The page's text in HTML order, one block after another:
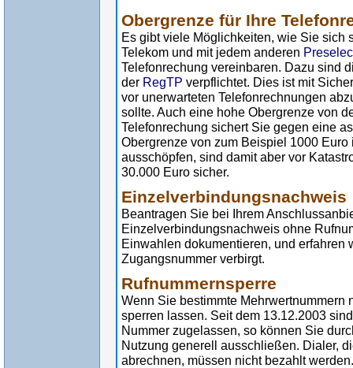
Obergrenze für Ihre
Es gibt viele Möglichkeiten, wie Sie sich
Telekom und mit jedem anderen
Telefonrechung vereinbaren. Dazu sind
der RegTP verpflichtet. Dies ist mit
vor unerwarteten Telefonrechnungen
sollte. Auch eine hohe Obergrenze von
Telefonrechung sichert Sie gegen eine
Obergrenze von zum Beispiel 1000
ausschöpfen, sind damit aber vor
30.000 Euro sicher.
Einzelverbindungsnachweis
Beantragen Sie bei Ihrem
Einzelverbindungsnachweis ohne
Einwahlen dokumentieren, und erfahren
Zugangsnummer verbirgt.
Rufnummernsperre
Wenn Sie bestimmte Mehrwertnummern
sperren lassen. Seit dem 13.12.2003
Nummer zugelassen, so können Sie
Nutzung generell ausschließen. Dialer,
abrechnen, müssen nicht bezahlt werden.